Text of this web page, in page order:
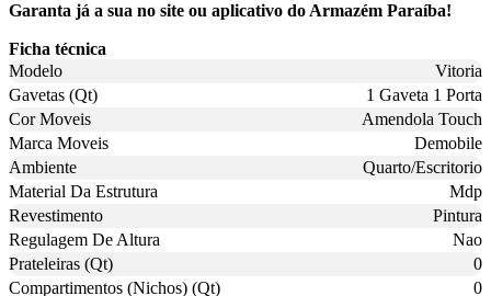
Garanta já a sua no site ou aplicativo do Armazém Paraíba!
Ficha técnica
Modelo
Vitoria
Gavetas (Qt)
1 Gaveta 1 Porta
Cor Moveis
Amendola Touch
Marca Moveis
Demobile
Ambiente
Quarto/Escritorio
Material Da Estrutura
Mdp
Revestimento
Pintura
Regulagem De Altura
Nao
Prateleiras (Qt)
0
Compartimentos (Nichos) (Qt)
0